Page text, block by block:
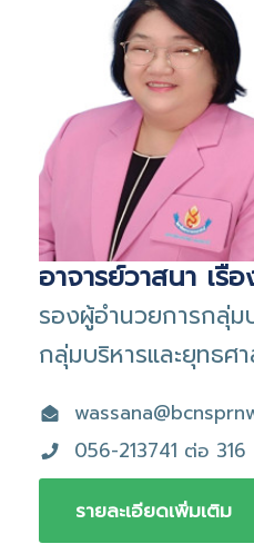
อาจารย์วาสนา เรื
รองผู้อำนวยการกลุ่ม
กลุ่มบริหารและยุทธศ
056-213741 ต่อ 316
รายละเอียดเพิ่มเติม